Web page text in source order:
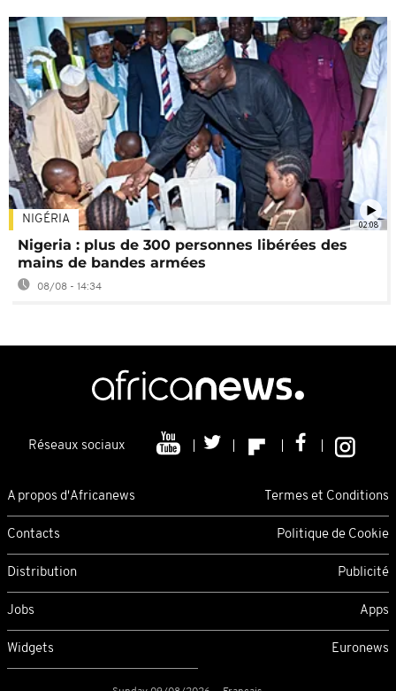
02:08
NIGÉRIA
Nigeria : plus de 300 personnes libérées des
mains de bandes armées
08/08 - 14:34
Réseaux sociaux
A propos d'Africanews Termes et Conditions
Contacts Politique de Cookie
Distribution Publicité
Jobs Apps
Widgets Euronews